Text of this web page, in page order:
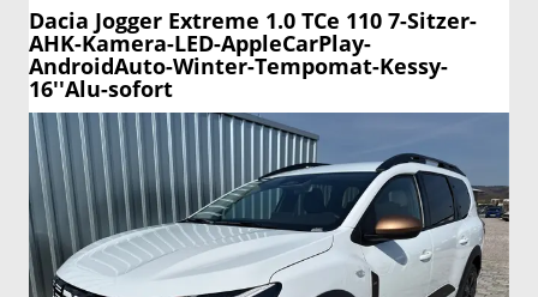
Dacia Jogger Extreme 1.0 TCe 110 7-Sitzer-
AHK-Kamera-LED-AppleCarPlay-
AndroidAuto-Winter-Tempomat-Kessy-
16''Alu-sofort